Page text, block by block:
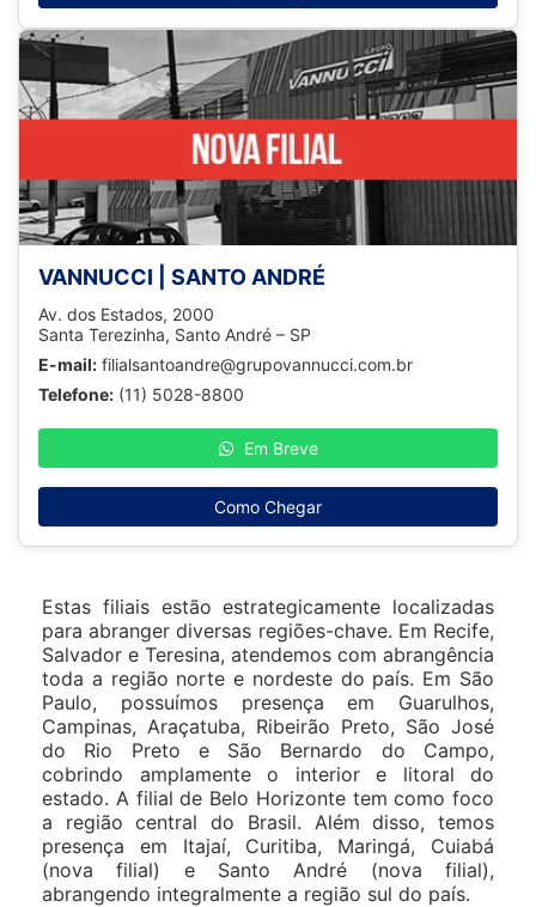
VANNUCCI | SANTO ANDRÉ
Av. dos Estados, 2000
Santa Terezinha, Santo André – SP
E-mail: filialsantoandre@grupovannucci.com.br
Telefone: (11) 5028-8800
Em Breve
Como Chegar
Estas filiais estão estrategicamente localizadas
para abranger diversas regiões-chave. Em Recife,
Salvador e Teresina, atendemos com abrangência
toda a região norte e nordeste do país. Em São
Paulo, possuímos presença em Guarulhos,
Campinas, Araçatuba, Ribeirão Preto, São José
do Rio Preto e São Bernardo do Campo,
cobrindo amplamente o interior e litoral do
estado. A filial de Belo Horizonte tem como foco
a região central do Brasil. Além disso, temos
presença em Itajaí, Curitiba, Maringá, Cuiabá
(nova filial) e Santo André (nova filial),
abrangendo integralmente a região sul do país.